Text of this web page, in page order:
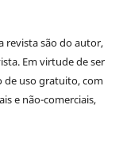
revista são do autor,
Em virtude de ser
de uso gratuito, com
e não-comerciais,